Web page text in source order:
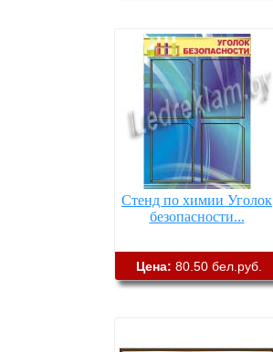
Стенд по химии Уголок
безопасности...
Цена: 80.50 бел.руб.